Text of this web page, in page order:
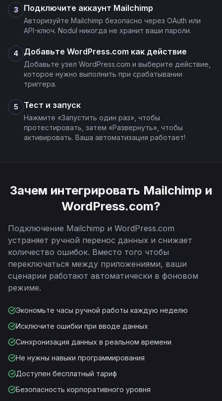
Unsubscribe Email
Update Campaign
Update List
3 Подключите аккаунт Mailchimp
Авторизуйте Mailchimp безопасно через OAuth или
API-ключ. Nodul никогда не хранит ваши пароли.
4 Добавьте WordPress.com как действие
Добавьте узел WordPress.com и выберите действие,
которое нужно выполнить при срабатывании
триггера.
5 Тест и запуск
Нажмите «Запустить один раз», чтобы
протестировать, затем «Развернуть», чтобы
активировать. Ваша автоматизация работает!
Зачем интегрировать Mailchimp и
WordPress.com?
Подключение Mailchimp и WordPress.com
устраняет ручной перенос данных и снижает
количество ошибок. Вместо того чтобы
переключаться между приложениями, ваши
сценарии работают автоматически в фоновом
режиме.
Экономьте часы ручной работы каждую неделю
Исключите ошибки при вводе данных
Синхронизация данных в реальном времени
Не нужны навыки программирования
Доступен бесплатный тариф
Безопасность корпоративного уровня